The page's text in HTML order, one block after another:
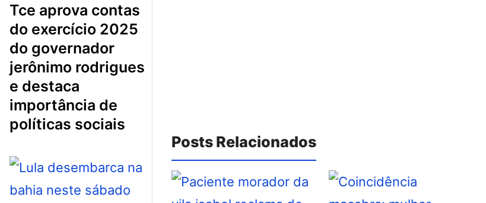
tce aprova contas
do exercício 2025
do governador
jerônimo rodrigues
e destaca
importância de
políticas sociais
Posts Relacionados